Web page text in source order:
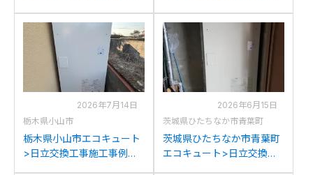
日立BHP-FG37XUへの交換
HPT37W5から日立BHP-
FG37XUへの交換
2026年7月14日
栃木県小山市
栃木県小山市エコキュート
>日立交換工事施工事例：
2026年6月15日
茨城県ひたちなか市青葉町
茨城県ひたちなか市青葉町
エコキュート>日立交換工